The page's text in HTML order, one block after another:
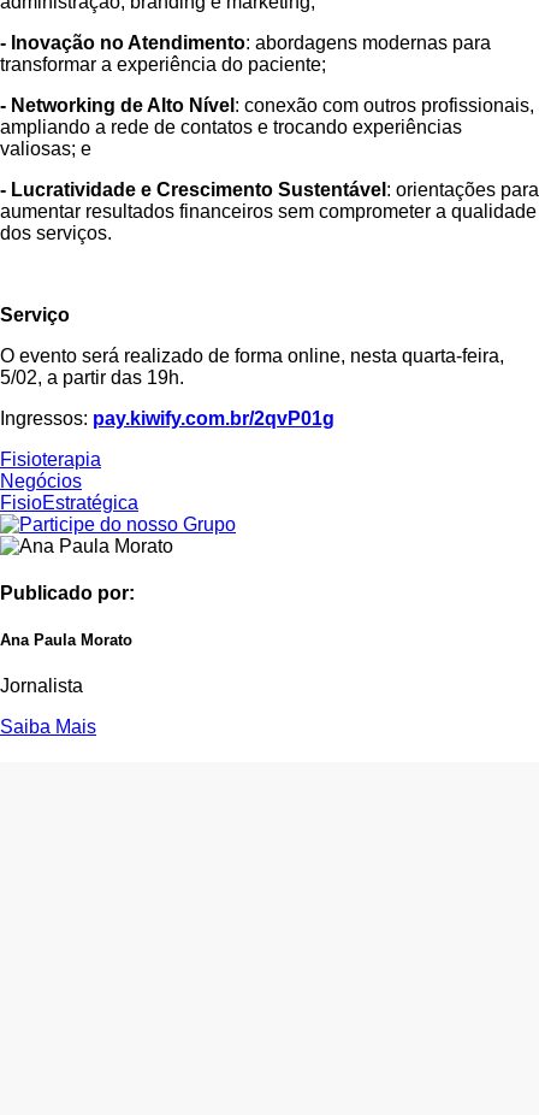
- Inovação no Atendimento: abordagens modernas para
transformar a experiência do paciente;
- Networking de Alto Nível : conexão com outros profissionais,
ampliando a rede de contatos e trocando experiências
valiosas; e
- Lucratividade e Crescimento Sustentável : orientações para
aumentar resultados financeiros sem comprometer a qualidade
dos serviços.
Serviço
O evento será realizado de forma online, nesta quarta-feira,
5/02, a partir das 19h.
Ingressos: pay.kiwify.com.br/2qvP01g
Fisioterapia
Negócios
FisioEstratégica
Publicado por:
Ana Paula Morato
Jornalista
Saiba Mais